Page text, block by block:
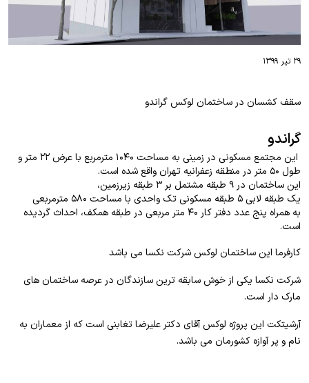
۲۹ تیر ۱۳۹۹
سقف کشسان در ساختمان لوکس گراندو
گراندو
این مجتمع مسکونی در زمینی به مساحت ۱۰۴۰ مترمربع با عرض ۲۲ متر و
طول ۵۰ متر در منطقه زعفرانیه تهران واقع شده است.
این ساختمان در ۹ طبقه مشتمل بر ۳ طبقه زیرزمین،
یک طبقه لابی ۵ طبقه مسکونی تک واحدی با مساحت ۵۸۰ مترمربعی
به همراه پنج عدد دفتر کار ۴۰ متر مربعی در طبقه همکف، احداث گردیده
است.
کارفرما این ساختمان لوکس شرکت نکسا می باشد
شرکت نکسا یکی از خوش سابقه ترین سازندگان در عرصه ساختمان های
مارک دار است.
آرشیتکت این پروژه لوکس آقای دکتر علیرضا تغابنی است که از معماران به
نام و پر آوازه کشورمان می باشد.